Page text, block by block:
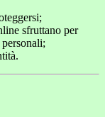
sfruttano per